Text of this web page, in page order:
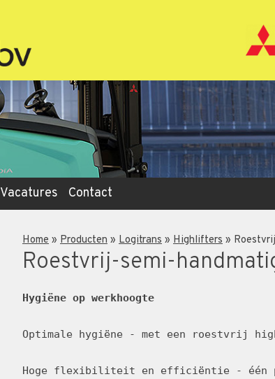
Vacatures Contact
Home » Producten » Logitrans » Highlifters »
Roestvrij-semi-
Hygiëne op werkhoogte
Optimale hygiëne - met een roestvrij
Hoge flexibiliteit en efficiëntie - één